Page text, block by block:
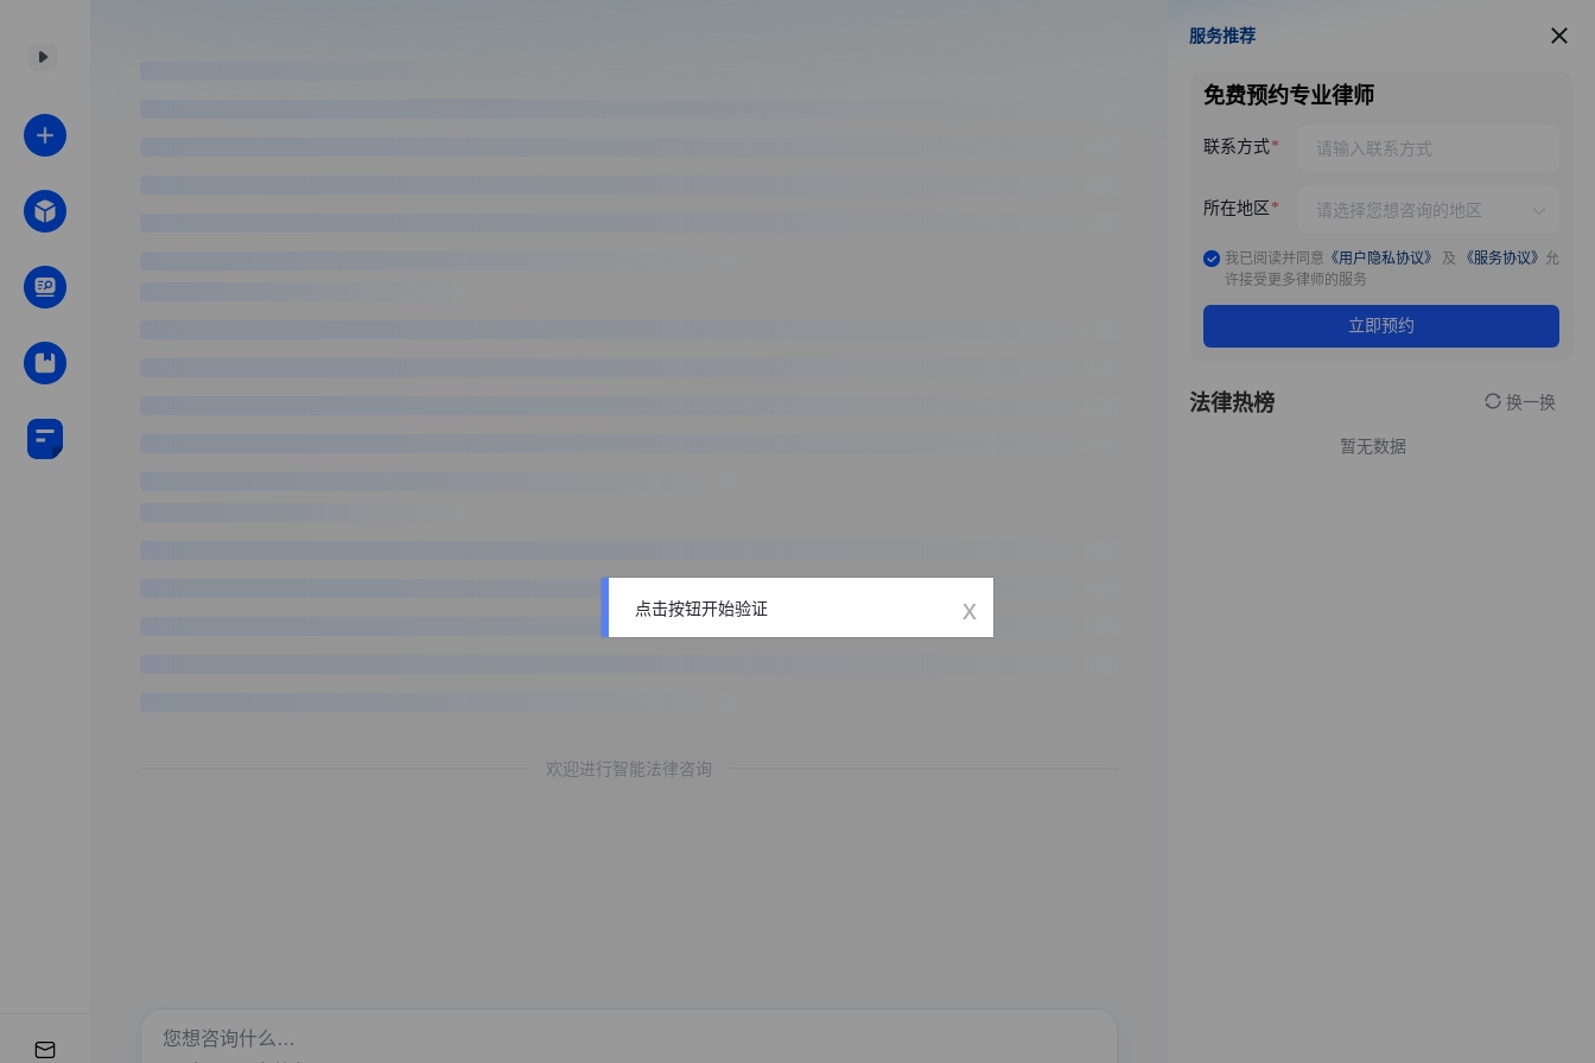
欢迎进行智能法律咨询
服务推荐
服务推荐
免费预约专业律师
联系方式
所在地区
我已阅读并同意 《用户隐私协议》 及 《服务协议》 允
许接受更多律师的服务
立即预约
法律热榜 换一换
暂无数据
点击按钮开始验证 x